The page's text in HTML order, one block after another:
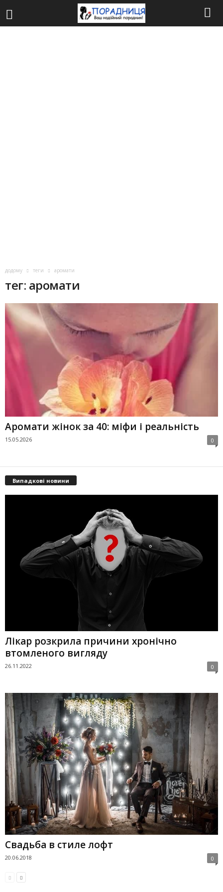
додому теги аромати
тег: аромати
Аромати жінок за 40: міфи і реальність
15.05.2026 0
Випадкові новини
Лікар розкрила причини хронічно
втомленого вигляду
26.11.2022 0
Свадьба в стиле лофт
20.06.2018 0